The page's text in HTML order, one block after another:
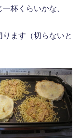
杯くらいかな、
ます（切らないと